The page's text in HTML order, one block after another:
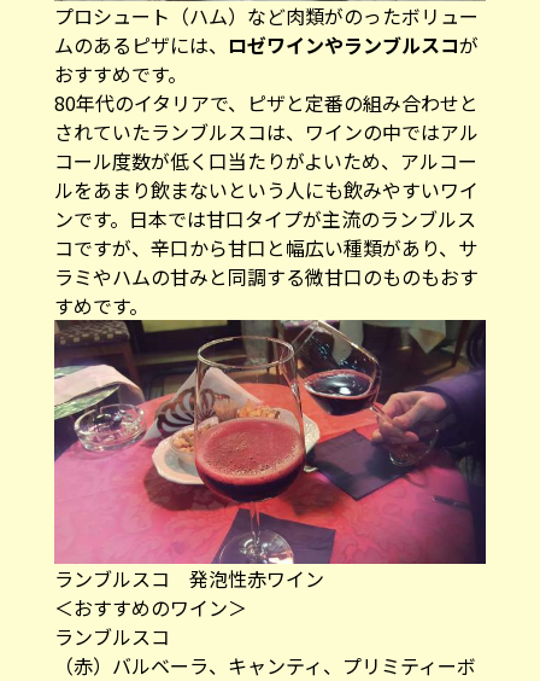
プロシュート（ハム）など肉類がのったボリュー
ムのあるピザには、 ロゼワインやランブルスコが
おすすめです。
80年代のイタリアで、ピザと定番の組み合わせと
されていたランブルスコは、ワインの中ではアル
コール度数が低く口当たりがよいため、アルコー
ルをあまり飲まないという人にも飲みやすいワイ
ンです。日本では甘口タイプが主流のランブルス
コですが、辛口から甘口と幅広い種類があり、サ
ラミやハムの甘みと同調する微甘口のものもおす
すめです。
ランブルスコ 発泡性赤ワイン
＜おすすめのワイン＞
ランブルスコ
（赤）バルベーラ、キャンティ、プリミティーボ